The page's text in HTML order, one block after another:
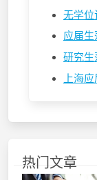
无学位
应届
研究生
上海
热门文章